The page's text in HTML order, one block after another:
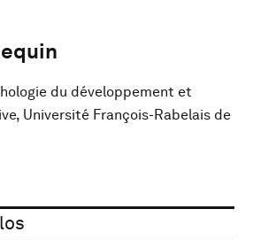
du développement et
Université François-Rabelais de